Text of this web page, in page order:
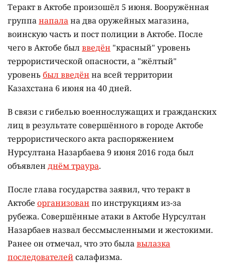
Теракт в Актобе произошёл 5 июня. Вооружённая
группанапалана два оружейных магазина,
воинскую часть и пост полиции в Актобе. После
чего в Актобе былвведён "красный" уровень
террористической опасности, а "жёлтый"
уровеньбыл введён на всей территории
Казахстана 6 июня на 40 дней.
В связи с гибелью военнослужащих и гражданских
лиц в результате совершённого в городе Актобе
террористического акта распоряжением
Нурсултана Назарбаева 9 июня 2016 года был
объявлен днём траура.
После глава государства заявил, что теракт в
Актобе организован по инструкциям из-за
рубежа. Совершённые атаки в Актобе Нурсултан
Назарбаев назвал бессмысленными и жестокими.
Ранее он отмечал, что это былавылазка
последователейсалафизма.